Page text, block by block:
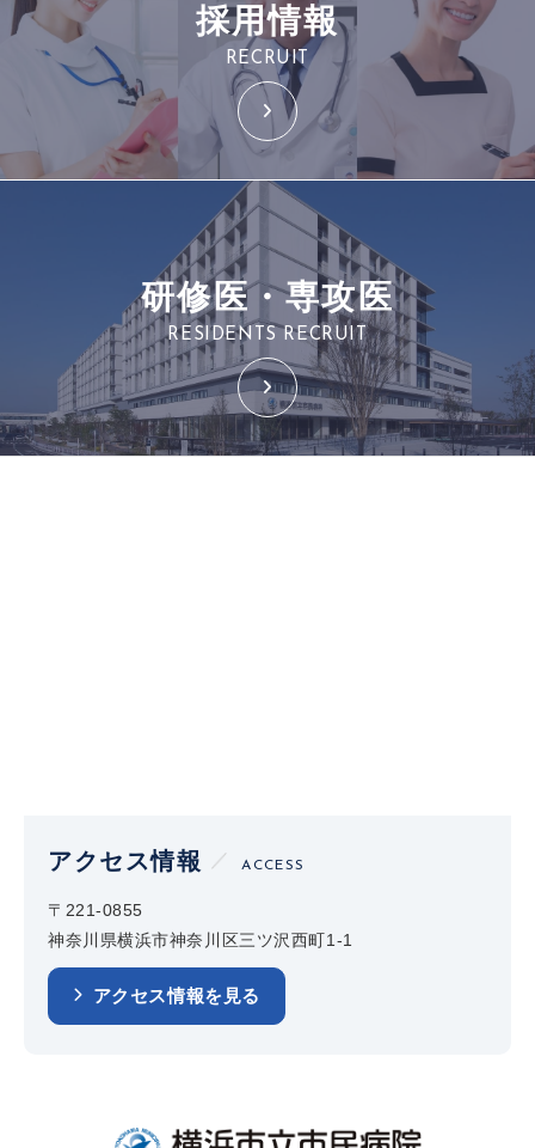
採用情報
RECRUIT
研修医・専攻医
RESIDENTS RECRUIT
アクセス情報 ACCESS
〒221-0855
神奈川県横浜市神奈川区三ツ沢西町1-1
アクセス情報を見る